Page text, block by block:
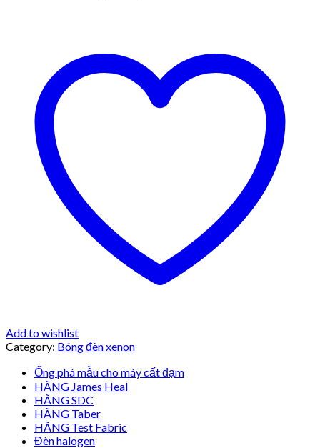
Add to wishlist
Category: Bóng đèn xenon
Ống phá mẫu cho máy cất đạm
HÃNG James Heal
HÃNG SDC
HÃNG Taber
HÃNG Test Fabric
Đèn halogen